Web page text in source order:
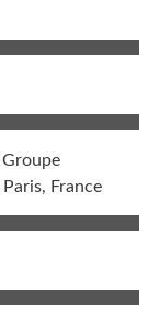
Groupe
France